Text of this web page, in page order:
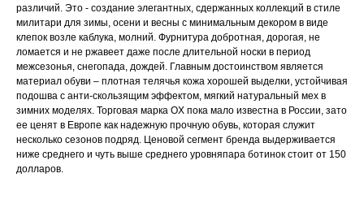
различий. Это - создание элегантных, сдержанных коллекций в стиле
милитари для зимы, осени и весны с минимальным декором в виде
клепок возле каблука, молний. Фурнитура добротная, дорогая, не
ломается и не ржавеет даже после длительной носки в период
межсезонья, снегопада, дождей. Главным достоинством является
материал обуви – плотная телячья кожа хорошей выделки, устойчивая
подошва с анти-скользящим эффектом, мягкий натуральный мех в
зимних моделях. Торговая марка OX пока мало известна в России, зато
ее ценят в Европе как надежную прочную обувь, которая служит
несколько сезонов подряд. Ценовой сегмент бренда выдерживается
ниже среднего и чуть выше среднего уровняпара ботинок стоит от 150
долларов.